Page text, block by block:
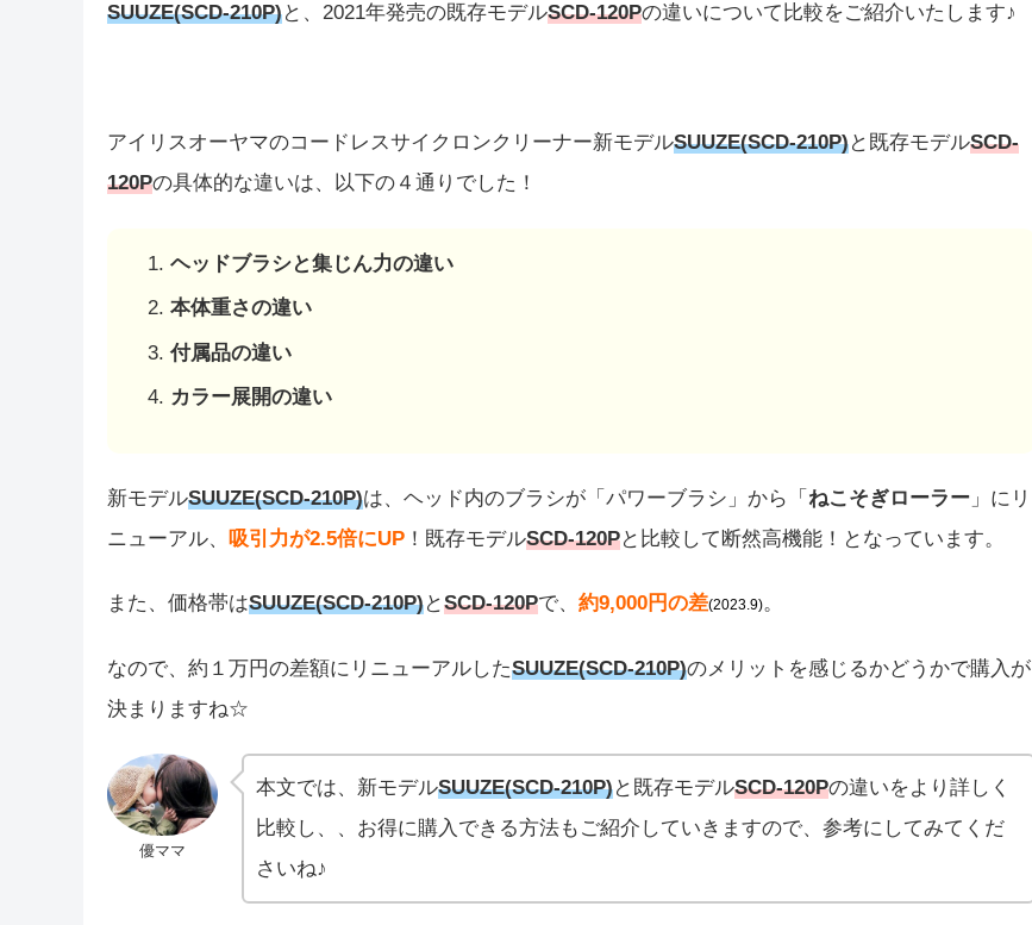
SUUZE(SCD-210P)と、2021年発売の既存モデルSCD-120Pの違いについて比較をご紹介いたします♪
アイリスオーヤマのコードレスサイクロンクリーナー新モデルSUUZE(SCD-210P)と既存モデルSCD-
120Pの具体的な違いは、以下の４通りでした！
ヘッドブラシと集じん力の違い
本体重さの違い
付属品の違い
カラー展開の違い
新モデルSUUZE(SCD-210P)は、ヘッド内のブラシが「パワーブラシ」から「 ねこそぎローラー」にリ
ニューアル、 吸引力が2.5倍にUP！既存モデルSCD-120Pと比較して断然高機能！となっています。
また、価格帯はSUUZE(SCD-210P)とSCD-120Pで、 約9,000円の差(2023.9)。
なので、約１万円の差額にリニューアルしたSUUZE(SCD-210P)のメリットを感じるかどうかで購入が
決まりますね☆
優ママ
本文では、新モデルSUUZE(SCD-210P)と既存モデルSCD-120Pの違いをより詳しく
比較し、、お得に購入できる方法もご紹介していきますので、参考にしてみてくだ
さいね♪